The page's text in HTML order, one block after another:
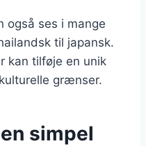
også ses i mange
til japansk.
kan tilføje en unik
grænser.
simpel